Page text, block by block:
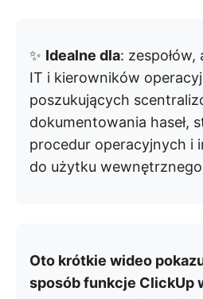
✨ Idealne dla:
IT i kierowników
poszukujących
dokumentowania haseł,
procedur operacyjnych i
do użytku
Oto krótkie wideo
sposób funkcje ClickUp